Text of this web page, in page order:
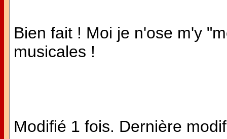
Bien fait ! Moi je n'ose m'y
musicales !
Modifié 1 fois. Dernière